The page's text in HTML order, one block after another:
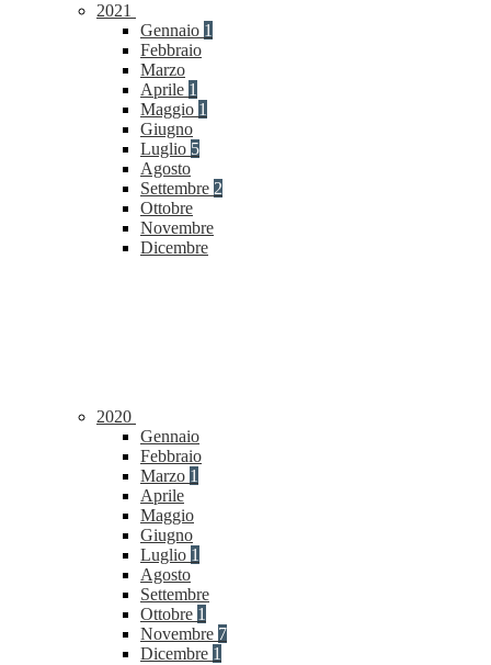
2021
Gennaio 1
Febbraio
Marzo
Aprile 1
Maggio 1
Giugno
Luglio 5
Agosto
Settembre 2
Ottobre
Novembre
Dicembre
2020
Gennaio
Febbraio
Marzo 1
Aprile
Maggio
Giugno
Luglio 1
Agosto
Settembre
Ottobre 1
Novembre 7
Dicembre 1